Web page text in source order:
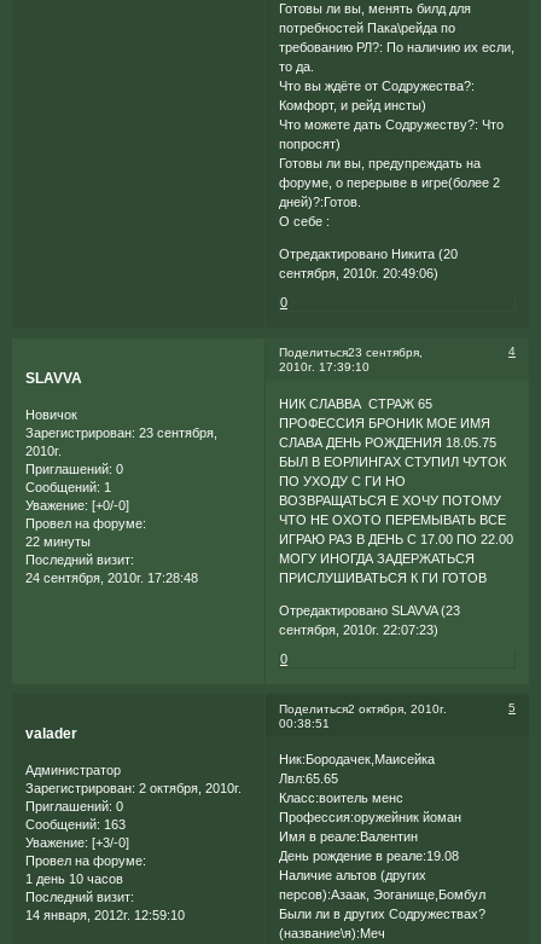
Готовы ли вы, менять билд для
потребностей Пака\рейда по
требованию РЛ?: По наличию их если,
то да.
Что вы ждёте от Содружества?:
Комфорт, и рейд инсты)
Что можете дать Содружеству?: Что
попросят)
Готовы ли вы, предупреждать на
форуме, о перерыве в игре(более 2
дней)?:Готов.
О себе :
Отредактировано Никита (20
сентября, 2010г. 20:49:06)
0
Поделиться 4
23 сентября,
2010г. 17:39:10
SLAVVA
Новичок
Зарегистрирован: 23 сентября,
2010г.
Приглашений: 0
Сообщений: 1
Уважение: [+0/-0]
Провел на форуме:
22 минуты
Последний визит:
24 сентября, 2010г. 17:28:48
НИК СЛАВВА СТРАЖ 65
ПРОФЕССИЯ БРОНИК МОЕ ИМЯ
СЛАВА ДЕНЬ РОЖДЕНИЯ 18.05.75
БЫЛ В ЕОРЛИНГАХ СТУПИЛ ЧУТОК
ПО УХОДУ С ГИ НО
ВОЗВРАЩАТЬСЯ Е ХОЧУ ПОТОМУ
ЧТО НЕ ОХОТО ПЕРЕМЫВАТЬ ВСЕ
ИГРАЮ РАЗ В ДЕНЬ С 17.00 ПО 22.00
МОГУ ИНОГДА ЗАДЕРЖАТЬСЯ
ПРИСЛУШИВАТЬСЯ К ГИ ГОТОВ
Отредактировано SLAVVA (23
сентября, 2010г. 22:07:23)
0
Поделиться 5
2 октября, 2010г.
00:38:51
valader
Администратор
Зарегистрирован: 2 октября, 2010г.
Приглашений: 0
Сообщений: 163
Уважение: [+3/-0]
Провел на форуме:
1 день 10 часов
Последний визит:
14 января, 2012г. 12:59:10
Ник:Бородачек,Маисейка
Лвл:65.65
Класс:воитель менс
Профессия:оружейник йоман
Имя в реале:Валентин
День рождение в реале:19.08
Наличие альтов (других
персов):Азаак, Эоганище,Бомбул
Были ли в других Содружествах?
(название\я):Меч